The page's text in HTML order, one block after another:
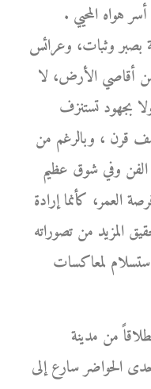
هواه المحيي .
بصبر وثبات، وعرائس
من أقاصي الأرض، لا
بجهود تستنزف
قرن ، وبالرغم من
الفن وفي شوق عظيم
العمر، كأنما إرادة
المزيد من تصوراته
لمعاكسات
من مدينة
الحواضر سارع إلى